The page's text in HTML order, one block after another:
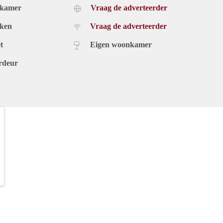
Vraag de adverteerder
Vraag de adverteerder
Eigen woonkamer